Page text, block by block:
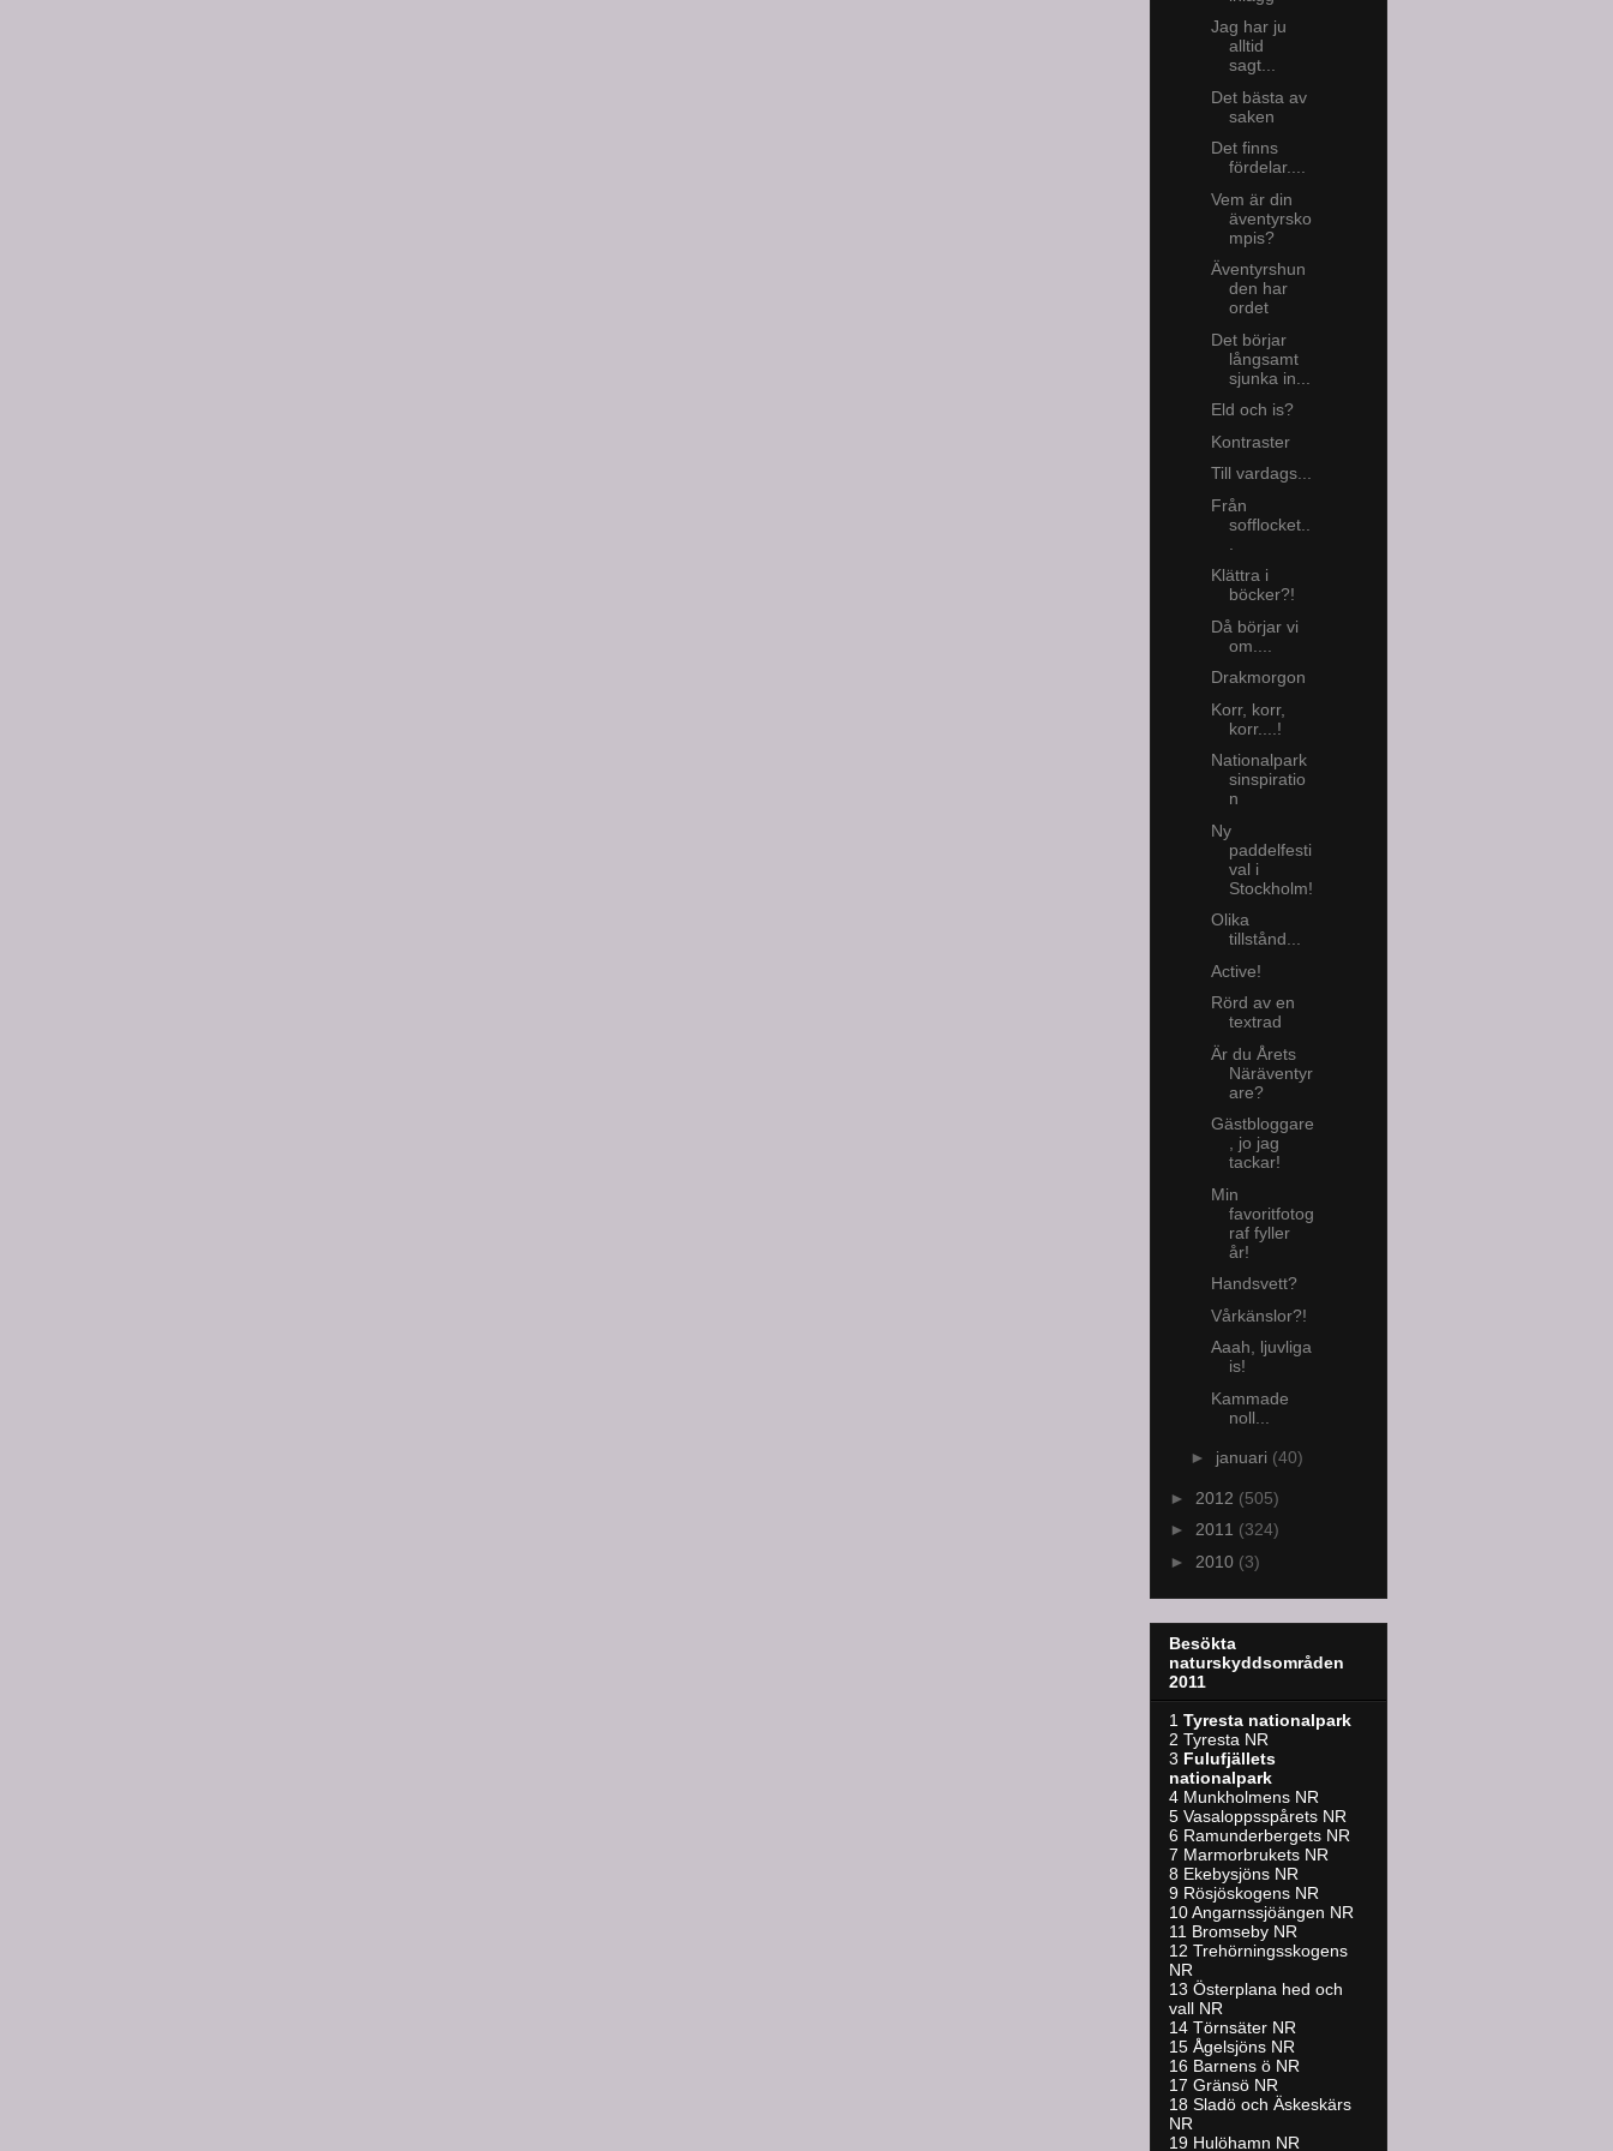
Jag har ju
alltid
sagt...
Det bästa av
saken
Det finns
fördelar....
Vem är din
äventyrsko
mpis?
Äventyrshun
den har
ordet
Det börjar
långsamt
sjunka in...
Eld och is?
Kontraster
Till vardags...
Från
sofflocket..
Klättra i
böcker?!
Då börjar vi
om....
Drakmorgon
Korr, korr,
korr....!
Nationalpark
sinspiratio
n
Ny
paddelfesti
val i
Stockholm!
Olika
tillstånd...
Active!
Rörd av en
textrad
Är du Årets
Näräventyr
are?
Gästbloggare
, jo jag
tackar!
Min
favoritfotog
raf fyller
år!
Handsvett?
Vårkänslor?!
Aaah, ljuvliga
is!
Kammade
noll...
► januari (40)
► 2012 (505)
► 2011 (324)
► 2010 (3)
Besökta
naturskyddsområden
2011
1 Tyresta nationalpark
2 Tyresta NR
3 Fulufjällets
nationalpark
4 Munkholmens NR
5 Vasaloppsspårets NR
6 Ramunderbergets NR
7 Marmorbrukets NR
8 Ekebysjöns NR
9 Rösjöskogens NR
10 Angarnssjöängen NR
11 Bromseby NR
12 Trehörningsskogens
NR
13 Österplana hed och
vall NR
14 Törnsäter NR
15 Ågelsjöns NR
16 Barnens ö NR
17 Gränsö NR
18 Sladö och Äskeskärs
NR
19 Hulöhamn NR